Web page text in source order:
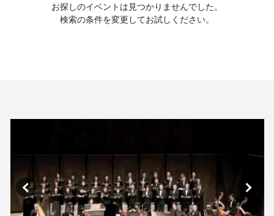
お探しのイベントは見つかりませんでした。
検索の条件を変更してお試しください。